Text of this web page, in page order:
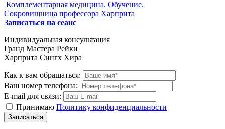
Комплементарная медицина. Обучение.
Сокровищница профессора Харприта
Записаться на сеанс
Индивидуальная консультация
Гранд Мастера Рейки
Харприта Сингх Хира
Как к вам обращаться:
Ваш номер телефона:
E-mail для связи:
Принимаю Политику конфиденциальности